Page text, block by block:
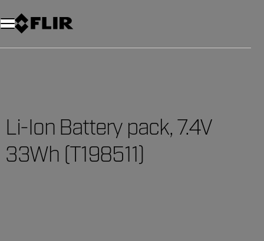
Li-Ion Battery pack, 7.4V
33Wh (T198511)